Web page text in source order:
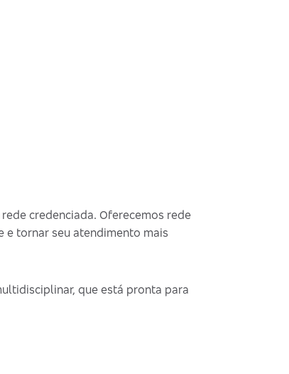
credenciada. Oferecemos rede
e tornar seu atendimento mais
que está pronta para